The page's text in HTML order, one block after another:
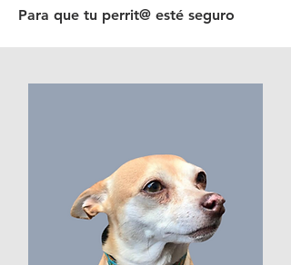
Para que tu perrit@ esté seguro